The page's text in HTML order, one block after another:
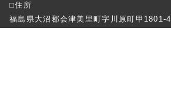
⬜︎住所
福島県大沼郡会津美里町字川原町甲1801-4